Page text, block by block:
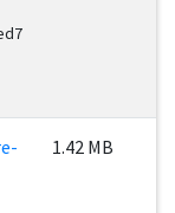
1.42 MB